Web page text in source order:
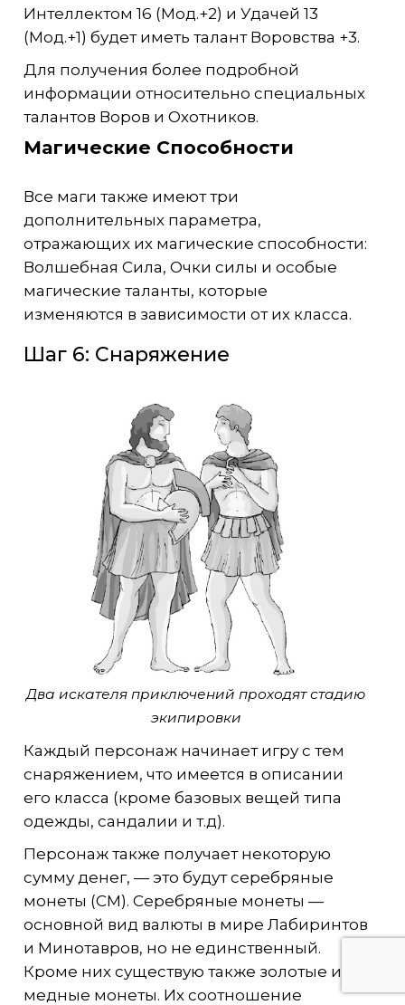
Интеллектом 16 (Мод.+2) и Удачей 13
(Мод.+1) будет иметь талант Воровства +3.
Для получения более подробной
информации относительно специальных
талантов Воров и Охотников.
Магические Способности
Все маги также имеют три
дополнительных параметра,
отражающих их магические способности:
Волшебная Сила, Очки силы и особые
магические таланты, которые
изменяются в зависимости от их класса.
Шаг 6: Снаряжение
Два искателя приключений проходят стадию
экипировки
Каждый персонаж начинает игру с тем
снаряжением, что имеется в описании
его класса (кроме базовых вещей типа
одежды, сандалии и т.д).
Персонаж также получает некоторую
сумму денег, — это будут серебряные
монеты (СМ). Серебряные монеты —
основной вид валюты в мире Лабиринтов
и Минотавров, но не единственный.
Кроме них существую также золотые и
медные монеты. Их соотношение